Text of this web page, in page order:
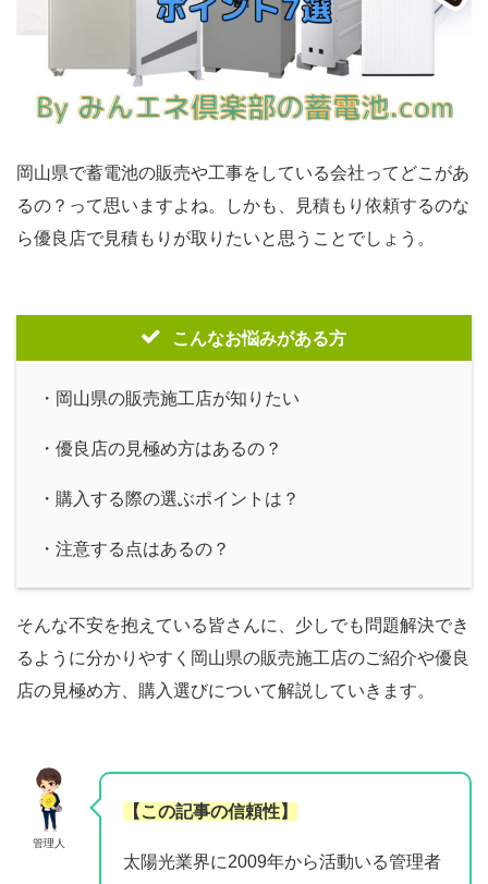
岡山県で蓄電池の販売や工事をしている会社ってどこがあ
るの？って思いますよね。しかも、見積もり依頼するのな
ら優良店で見積もりが取りたいと思うことでしょう。
こんなお悩みがある方
・岡山県の販売施工店が知りたい
・優良店の見極め方はあるの？
・購入する際の選ぶポイントは？
・注意する点はあるの？
そんな不安を抱えている皆さんに、少しでも問題解決でき
るように分かりやすく岡山県の販売施工店のご紹介や優良
店の見極め方、購入選びについて解説していきます。
管理人
【この記事の信頼性】
太陽光業界に2009年から活動いる管理者